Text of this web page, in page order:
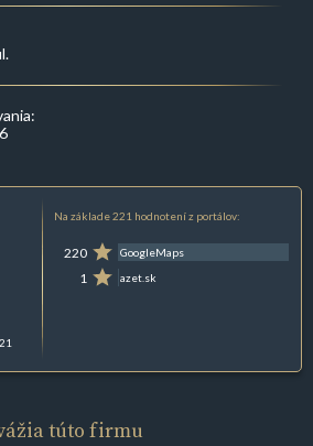
Na základe 221 hodnotení z portálov:
220 GoogleMaps
1 azet.sk
túto firmu